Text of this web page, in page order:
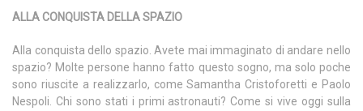
ALLA CONQUISTA DELLA SPAZIO
Alla conquista dello spazio. Avete mai immaginato di andare nello
spazio? Molte persone hanno fatto questo sogno, ma solo poche
sono riuscite a realizzarlo, come Samantha Cristoforetti e Paolo
Nespoli. Chi sono stati i primi astronauti? Come si vive oggi sulla